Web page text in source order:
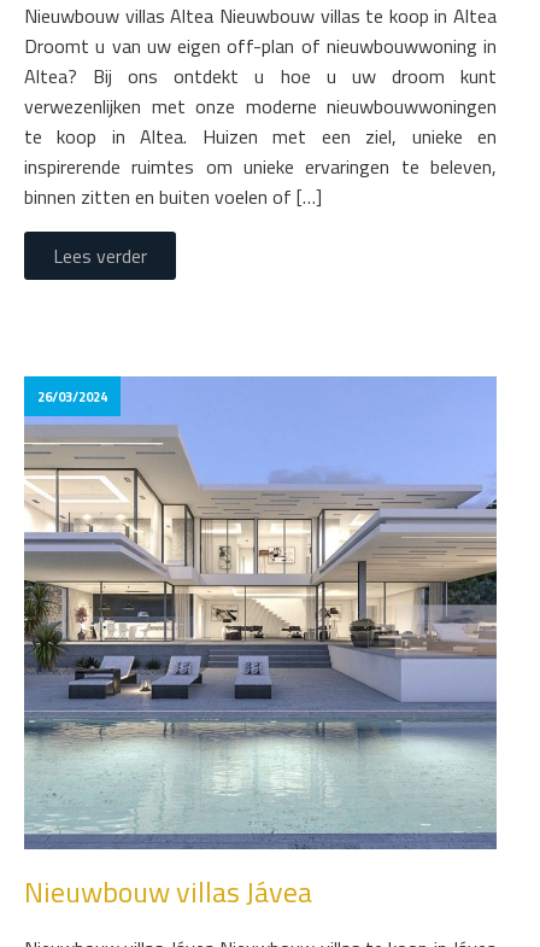
Nieuwbouw villas Altea Nieuwbouw villas te koop in Altea
Droomt u van uw eigen off-plan of nieuwbouwwoning in
Altea? Bij ons ontdekt u hoe u uw droom kunt
verwezenlijken met onze moderne nieuwbouwwoningen
te koop in Altea. Huizen met een ziel, unieke en
inspirerende ruimtes om unieke ervaringen te beleven,
binnen zitten en buiten voelen of […]
Lees verder
26/03/2024
Nieuwbouw villas Jávea